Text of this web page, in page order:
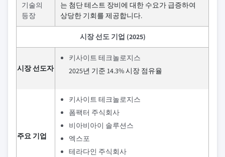
기술의
등장
는 첨단 테스트 장비에 대한 수요가 급증하여
상당한 기회를 제공합니다.
시장 선도 기업 (2025)
시장 선도자
키사이트 테크놀로지스
2025년 기준 14.3% 시장 점유율
주요 기업
키사이트 테크놀로지스
폼팩터 주식회사
비아비아이 솔루션스
엑스포
테라다인 주식회사